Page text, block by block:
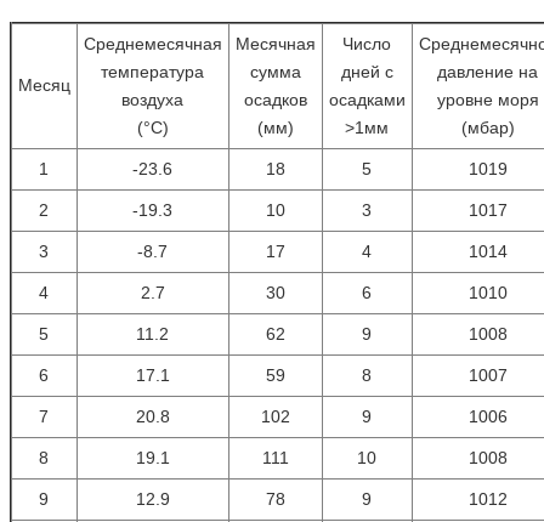
Месяц
Среднемесячная
температура
воздуха
(°С)
Месячная
сумма
осадков
(мм)
Число
дней с
осадками
>1мм
давление на
уровне моря
(мбар)
1 -23.6 18 5 1019
2 -19.3 10 3 1017
3 -8.7 17 4 1014
4 2.7 30 6 1010
5 11.2 62 9 1008
6 17.1 59 8 1007
7 20.8 102 9 1006
8 19.1 111 10 1008
9 12.9 78 9 1012